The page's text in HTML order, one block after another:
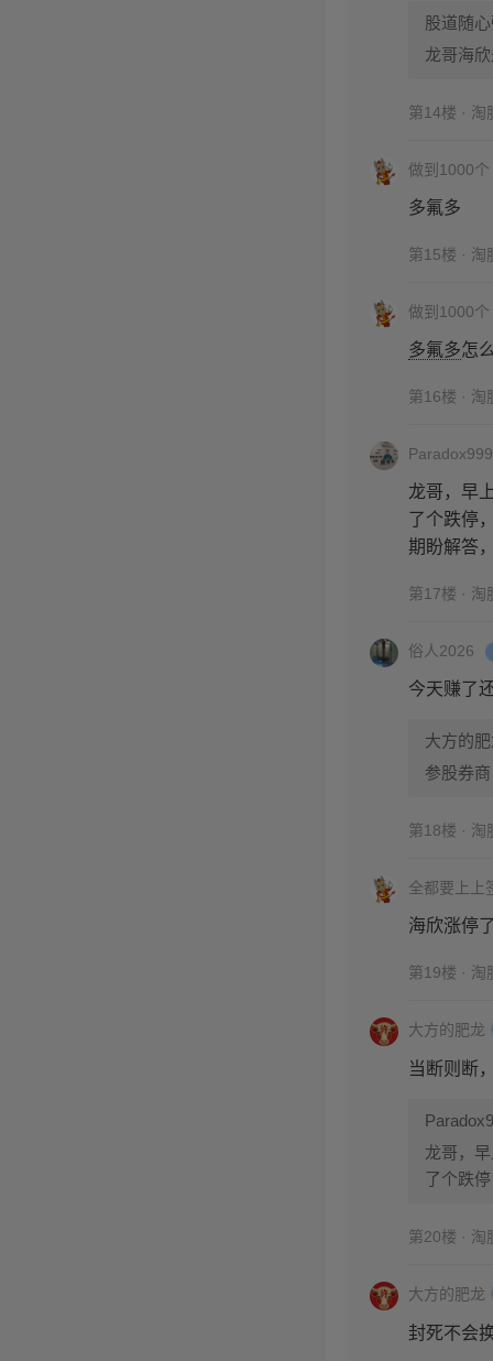
股道随
龙哥海
第14楼 · 淘
做到1000个
多氟多
第15楼 · 淘
做到1000个
多氟多怎
第16楼 · 淘
Paradox999
龙哥，早
了个跌停
期盼解答
第17楼 · 淘
俗人2026
今天赚了
大方的
参股券商
第18楼 · 淘
全都要上上
海欣涨停
第19楼 · 淘
大方的肥龙
当断则断
龙哥，
了个跌
第20楼 · 淘
大方的肥龙
封死不会